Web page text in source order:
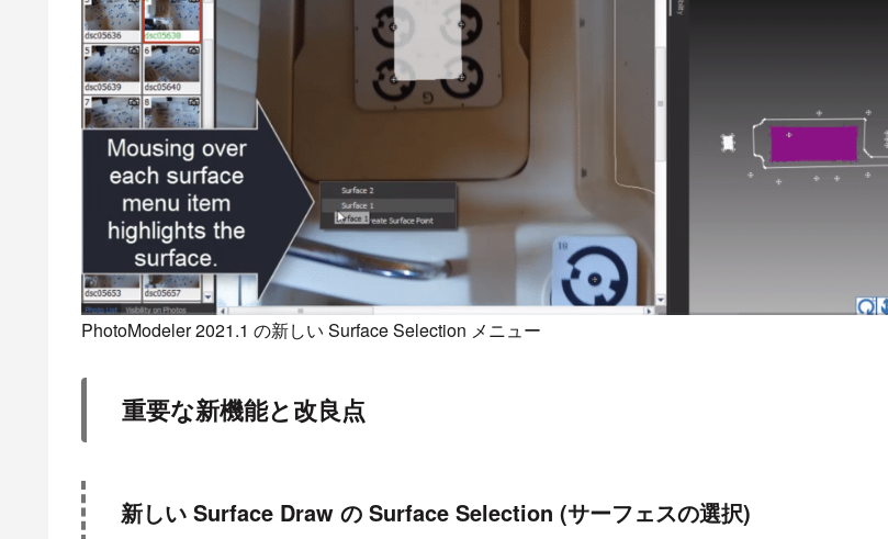
PhotoModeler 2021.1 の新しい Surface Selection メニュー
重要な新機能と改良点
新しい Surface Draw の Surface Selection (サーフェスの選択)